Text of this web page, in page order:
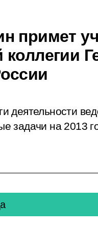
примет
деятельности
задачи на 2013